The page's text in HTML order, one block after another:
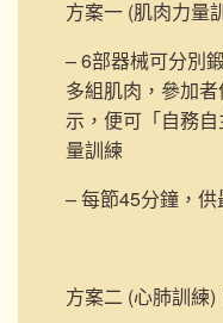
方案一 (肌肉力量
– 6部器械可分別
多組肌肉，參加
示，便可「自務
量訓練
– 每節45分鐘，
方案二 (心肺訓練)